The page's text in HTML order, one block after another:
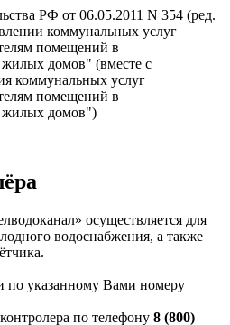
РФ от 06.05.2011 N 354 (ред.
коммунальных услуг
помещений в
домов" (вместе с
коммунальных услуг
помещений в
жилых домов")
осуществляется для
водоснабжения, а также
по указанному Вами номеру
по телефону 8 (800)